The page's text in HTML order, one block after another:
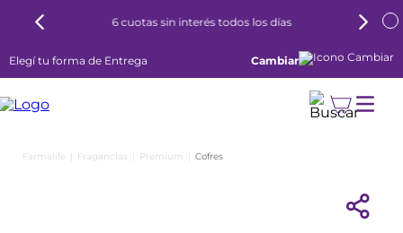
6 cuotas sin interés todos los días
Elegí tu forma de Entrega Cambiar
Fragancias Premium Cofres